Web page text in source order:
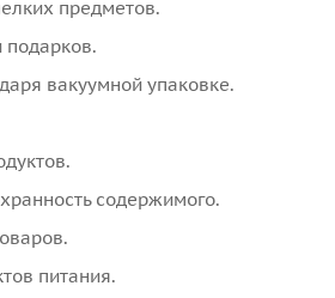
предметов.
вакуумной упаковке.
содержимого.
питания.